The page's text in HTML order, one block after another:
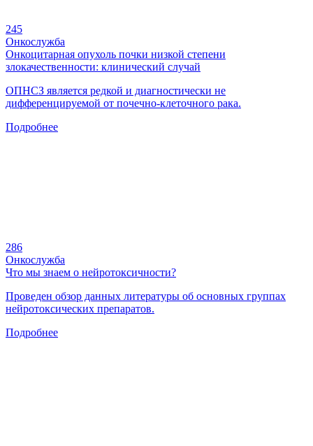
245
Онкослужба
Онкоцитарная опухоль почки низкой степени
злокачественности: клинический случай
ОПНСЗ является редкой и диагностически не
дифференцируемой от почечно-клеточного рака.
Подробнее
286
Онкослужба
Что мы знаем о нейротоксичности?
Проведен обзор данных литературы об основных группах
нейротоксических препаратов.
Подробнее